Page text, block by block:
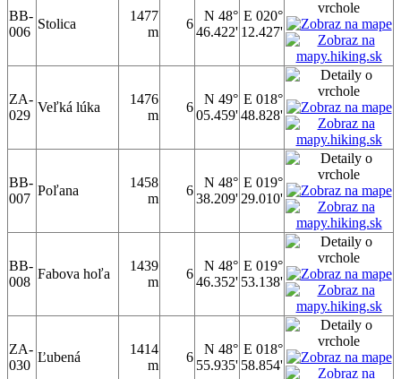
BB-
006
Stolica
1477
m
6
N 48°
46.422'
E 020°
12.427'
ZA-
029
Veľká lúka
1476
m
6
N 49°
05.459'
E 018°
48.828'
BB-
007
Poľana
1458
m
6
N 48°
38.209'
E 019°
29.010'
BB-
008
Fabova hoľa
1439
m
6
N 48°
46.352'
E 019°
53.138'
ZA-
030
Ľubená
1414
m
6
N 48°
55.935'
E 018°
58.854'